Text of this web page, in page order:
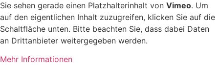
Sie sehen gerade einen Platzhalterinhalt von Vimeo. Um
auf den eigentlichen Inhalt zuzugreifen, klicken Sie auf die
Schaltfläche unten. Bitte beachten Sie, dass dabei Daten
an Drittanbieter weitergegeben werden.
Mehr Informationen